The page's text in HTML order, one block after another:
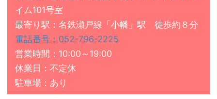
イム101号室
最寄り駅：名鉄瀬戸線「小幡」駅 徒歩約８分
電話番号：052-796-2225
営業時間：10:00～19:00
休業日：不定休
駐車場：あり